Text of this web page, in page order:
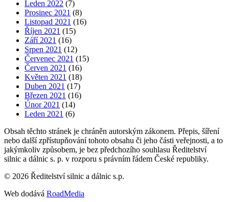
Leden 2022 (7)
Prosinec 2021 (8)
Listopad 2021 (16)
Říjen 2021 (15)
Září 2021 (16)
Srpen 2021 (12)
Červenec 2021 (15)
Červen 2021 (16)
Květen 2021 (18)
Duben 2021 (17)
Březen 2021 (16)
Únor 2021 (14)
Leden 2021 (6)
Obsah těchto stránek je chráněn autorským zákonem. Přepis, šíření
nebo další zpřístupňování tohoto obsahu či jeho části veřejnosti, a to
jakýmkoliv způsobem, je bez předchozího souhlasu Ředitelství
silnic a dálnic s. p. v rozporu s právním řádem České republiky.
© 2026 Ředitelství silnic a dálnic s.p.
Web dodává RoadMedia